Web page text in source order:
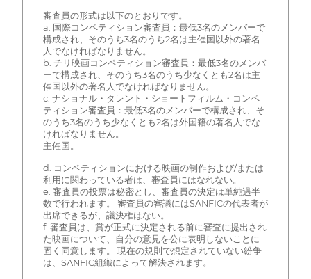
審査員の形式は以下のとおりです。
a. 国際コンペティション審査員：最低3名のメンバーで
構成され、そのうち3名のうち2名は主催国以外の著名
人でなければなりません。
b. チリ映画コンペティション審査員：最低3名のメンバ
ーで構成され、そのうち3名のうち少なくとも2名は主
催国以外の著名人でなければなりません。
c. ナショナル・タレント・ショートフィルム・コンペ
ティション審査員：最低3名のメンバーで構成され、そ
のうち3名のうち少なくとも2名は外国籍の著名人でな
ければなりません。
主催国。
d. コンペティションにおける映画の制作および/または
利用に関わっている者は、審査員にはなれない。
e. 審査員の投票は秘密とし、審査員の決定は単純過半
数で行われます。 審査員の審議にはSANFICの代表者が
出席できるが、議決権はない。
f. 審査員は、賞が正式に決定される前に審査に提出され
た映画について、自分の意見を公に表明しないことに
固く同意します。 現在の規則で想定されていない紛争
は、SANFIC組織によって解決されます。